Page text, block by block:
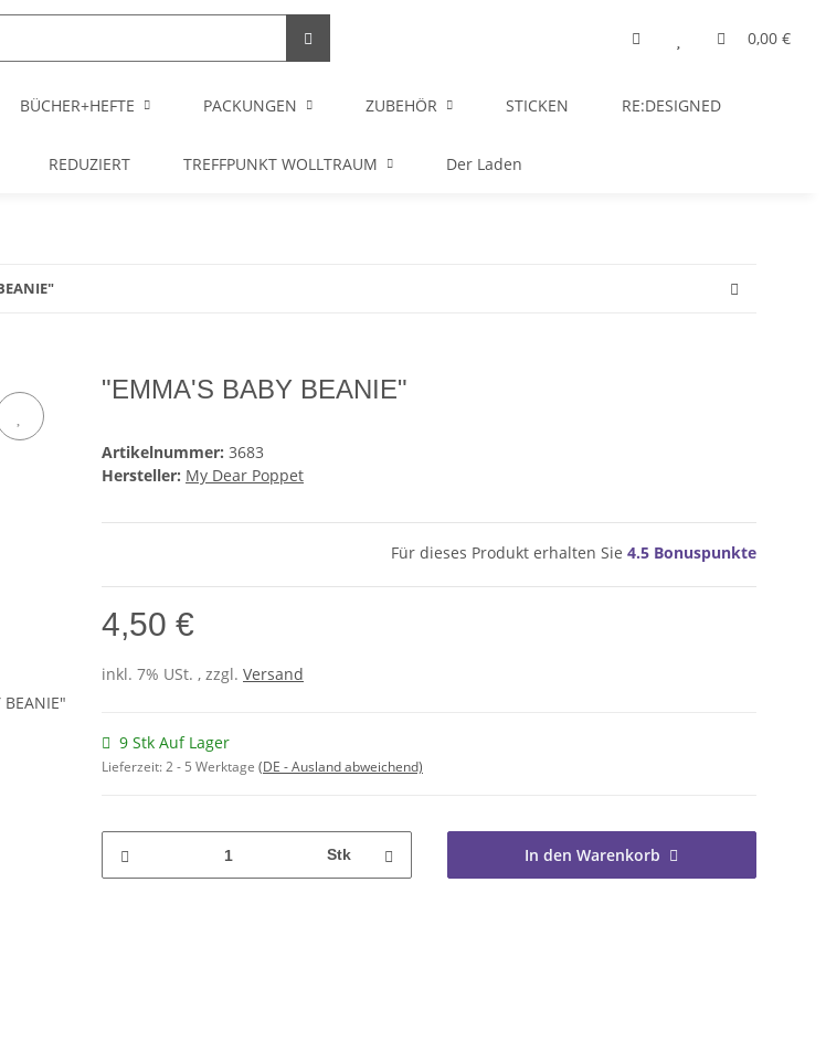
0,00 €
BÜCHER+HEFTE PACKUNGEN ZUBEHÖR STICKEN RE:DESIGNED
REDUZIERT TREFFPUNKT WOLLTRAUM Der Laden
"EMMA'S BABY BEANIE"
Artikelnummer: 3683
Hersteller: My Dear Poppet
Für dieses Produkt erhalten Sie 4.5 Bonuspunkte
4,50 €
inkl. 7% USt. , zzgl. Versand
9 Stk Auf Lager
Lieferzeit:2 - 5 Werktage (DE - Ausland abweichend)
Stk In den Warenkorb